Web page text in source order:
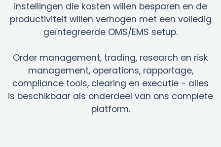
instellingen die kosten willen besparen en de
productiviteit willen verhogen met een volledig
geïntegreerde OMS/EMS setup.
Order management, trading, research en risk
management, operations, rapportage,
compliance tools, clearing en executie - alles
is beschikbaar als onderdeel van ons complete
platform.